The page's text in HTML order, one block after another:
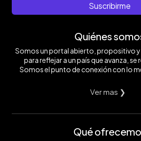
Suscribirme
Quiénes
Somos un portal abierto, propositivo
para reflejar a un país que avanza, se
Somos el punto de conexión con lo
Ver mas ❯
Qué